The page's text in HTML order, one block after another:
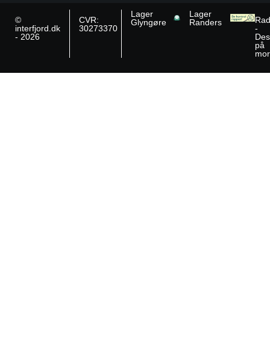
©
interfjord.dk
- 2026
CVR:
30273370
Lager
Glyngøre
Lager
Randers
-
på